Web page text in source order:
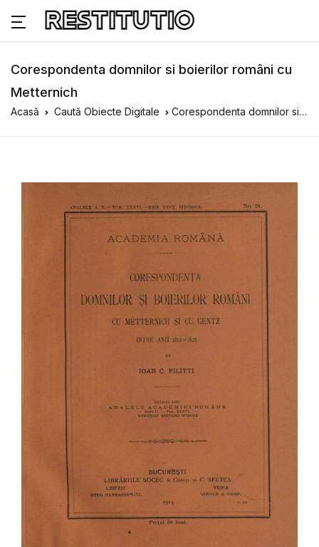
Corespondenta domnilor si boierilor români cu
Metternich
Acasă Caută Obiecte Digitale Corespondenta domnilor si boierilor români cu Metternich